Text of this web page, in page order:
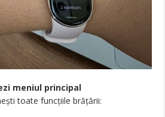
meniul principal
toate funcțiile brățării: